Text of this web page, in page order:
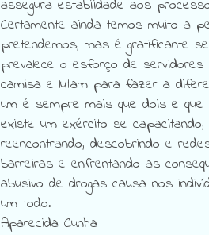
assegura estabilidade aos
Certamente ainda temos muito a
pretendemos, mas é gratificante
prevalece o esforço de
camisa e lutam para fazer a
um é sempre mais que dois e
existe um exército se capacitando,
reencontrando, descobrindo e
barreiras e enfrentando as
abusivo de drogas causa nos
um todo.
Aparecida Cunha